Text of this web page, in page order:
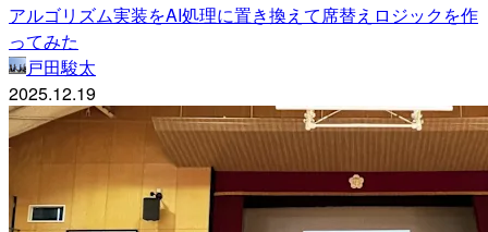
アルゴリズム実装をAI処理に置き換えて席替えロジックを作
ってみた
戸田駿太
2025.12.19